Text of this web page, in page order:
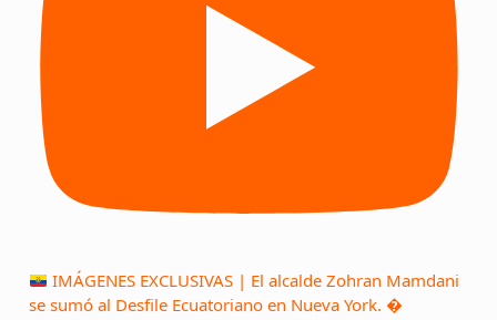
IMÁGENES EXCLUSIVAS | El alcalde Zohran Mamdani
se sumó al Desfile Ecuatoriano en Nueva York. �